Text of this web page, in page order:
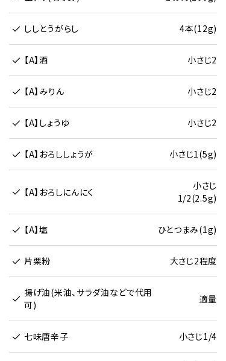
ししとうがらし 4本(12g)
【A】酒 小さじ2
【A】みりん 小さじ2
【A】しょうゆ 小さじ2
【A】おろししょうが 小さじ1(5g)
【A】おろしにんにく
小さじ
1/2(2.5g)
【A】塩 ひとつまみ(1g)
片栗粉 大さじ2程度
揚げ油(米油、サラダ油などで代用
可)
適量
七味唐辛子 小さじ1/4